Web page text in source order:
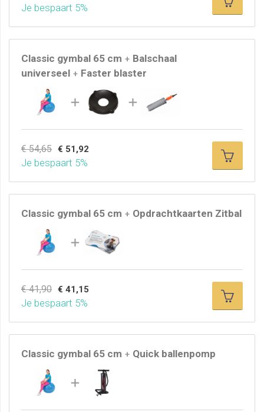
Veel mensen denken dat de zitbal vol is zodra hij stevig
daarom altijd de hoogte van de bal. Plaats de zitbal tegen
meet de afstand van de grond tot de onderkant van de
lat. Komt deze overeen met de maat van de bal? Dan is
hij klaar voor gebruik.
Ligt de hoogte nog enkele centimeters onder de
aangegeven maat? Pomp de bal dan verder op. Lukt dit
niet direct? Laat de zitbal 24 uur rusten en pomp hem
daarna opnieuw op. Onze zitballen zijn eenvoudig op te
Waarom kiezen voor het merk Gymnic?
Omdat Gymnic betrouwbare kwaliteitsproducten zijn die
voldoen aan de hoogste milieu- en veiligheidsnormen en
zijn ftalaat- en latex-vrij.
Je bespaart 5%
Classic gymbal 65 cm + Balschaal
universeel + Faster blaster
€ 54,65 € 51,92
Je bespaart 5%
Classic gymbal 65 cm + Opdrachtkaarten Zitbal
€ 41,90 € 41,15
Je bespaart 5%
Classic gymbal 65 cm + Quick ballenpomp